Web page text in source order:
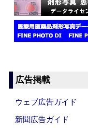
広告掲載
ウェブ広告ガイド
新聞広告ガイド